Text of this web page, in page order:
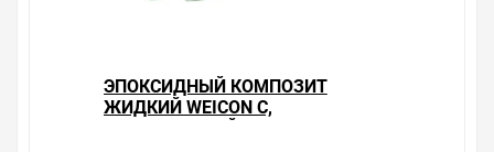
уточняйте у менеджера. Также можно получить
консультацию по тому, что мы продаем, узнать
преимущества конкретного товара, получить
ЭПОКСИДНЫЙ КОМПОЗИТ
ЖИДКИЙ WEICON C,